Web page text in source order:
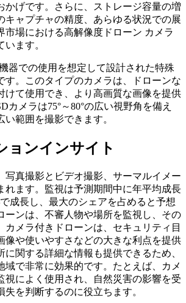
かげです。さらに、ストレージ容量の増
キャプチャの精度、あらゆる状況での展
市場における高解像度ドローン カメラ
ます。
器での使用を想定して設計された特殊
す。このタイプのカメラは、ドローンな
けて使用でき、より高画質な画像を提供
カメラは75°～80°の広い視野角を備え
範囲を撮影できます。
ョンインサイト
写真撮影とビデオ撮影、サーマルイメー
れます。監視は予測期間中に年平均成長
成長し、最大のシェアを占めると予想
ーンは、不審人物や場所を監視し、その
カメラ付きドローンは、セキュリティ目
像や使いやすさなどの大きな利点を提供
に関する詳細な情報も提供できるため、
域で非常に効果的です。たとえば、カメ
視によく使用され、自然災害の影響を受
失を判断するのに役立ちます。